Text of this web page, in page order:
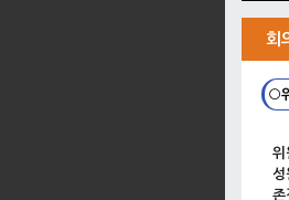
회
○
위
성
존